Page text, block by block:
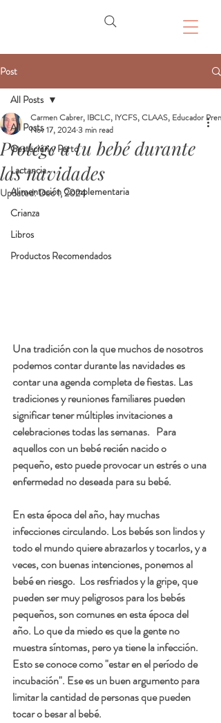
Post
All Posts
Gestación y Parto
Lactancia
Alimentación Complementaria
Crianza
Libros
Productos Recomendados
All Posts
Protege a tu bebé durante
las navidades
Carmen Cabrer, IBCLC, IYCFS, CLAAS, Educador
Nov 17, 20243 min read
Updated:Dec 1, 2024
Una tradición con la que muchos de nosotros
podemos contar durante las navidades es
contar una agenda completa de fiestas. Las
tradiciones y reuniones familiares pueden
significar tener múltiples invitaciones a
celebraciones todas las semanas.   Para
aquellos con un bebé recién nacido o
pequeño, esto puede provocar un estrés o una
enfermedad no deseada para su bebé.
En esta época del año, hay muchas
infecciones circulando. Los bebés son lindos y
todo el mundo quiere abrazarlos y tocarlos, y a
veces, con buenas intenciones, ponemos al
bebé en riesgo.  Los resfriados y la gripe, que
pueden ser muy peligrosos para los bebés
pequeños, son comunes en esta época del
año. Lo que da miedo es que la gente no
muestra síntomas, pero ya tiene la infección.
Esto se conoce como "estar en el período de
incubación". Ese es un buen argumento para
limitar la cantidad de personas que pueden
tocar o besar al bebé.